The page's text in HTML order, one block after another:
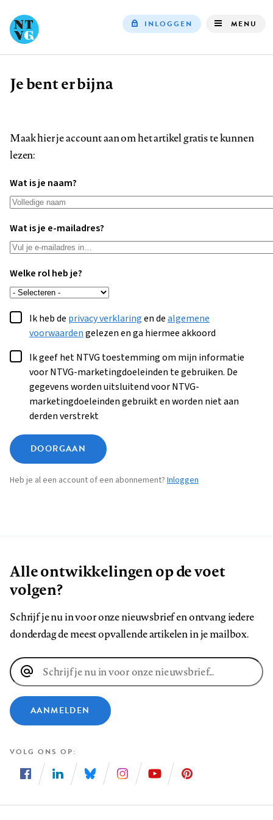
INLOGGEN MENU
Kruimelpad
Je bent er bijna
Maak hier je account aan om het artikel gratis te kunnen
lezen:
Wat is je naam?
Wat is je e-mailadres?
Welke rol heb je?
Ik heb de privacy verklaringen dealgemene
voorwaardengelezen en ga hiermee akkoord
Ik geef het NTVG toestemming om mijn informatie
voor NTVG-marketingdoeleinden te gebruiken. De
gegevens worden uitsluitend voor NTVG-
marketingdoeleinden gebruikt en worden niet aan
derden verstrekt
DOORGAAN
Heb je al een account of een abonnement? Inloggen
Alle ontwikkelingen op de voet
volgen?
Schrijf je nu in voor onze nieuwsbrief en ontvang iedere
donderdag de meest opvallende artikelen in je mailbox.
E-
mailadres
AANMELDEN
VOLG ONS OP
ons
ons
ons
ons
ons
ons